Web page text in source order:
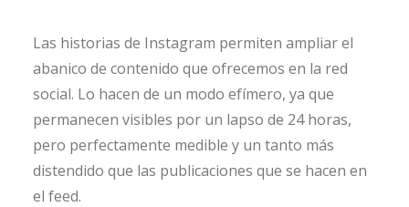
Las historias de Instagram permiten ampliar el
abanico de contenido que ofrecemos en la red
social. Lo hacen de un modo efímero, ya que
permanecen visibles por un lapso de 24 horas,
pero perfectamente medible y un tanto más
distendido que las publicaciones que se hacen en
el feed.